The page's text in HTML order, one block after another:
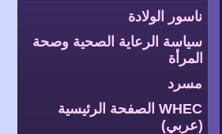
ناسور الولادة
سياسة الرعاية الصحية وصحة
المرأة
مسرد
WHEC الصفحة الرئيسية
(عربي)